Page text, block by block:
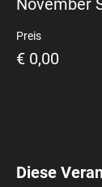
November
Preis
€ 0,00
Diese